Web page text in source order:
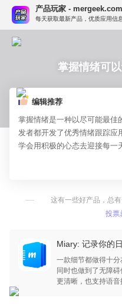
产品玩家 - mergeek.com
每天获取最新产品，优质应用信息
掌握情绪可
编辑推荐
掌握情绪是一种以尽可能最佳
发者都开发了优秀情绪跟踪应
学会用积极的心态去迎接每一
这有一些好产品，总
投票
Miary: 记录你的
一款细节都做得十分
同时也做到了无障
更清晰，也支持语